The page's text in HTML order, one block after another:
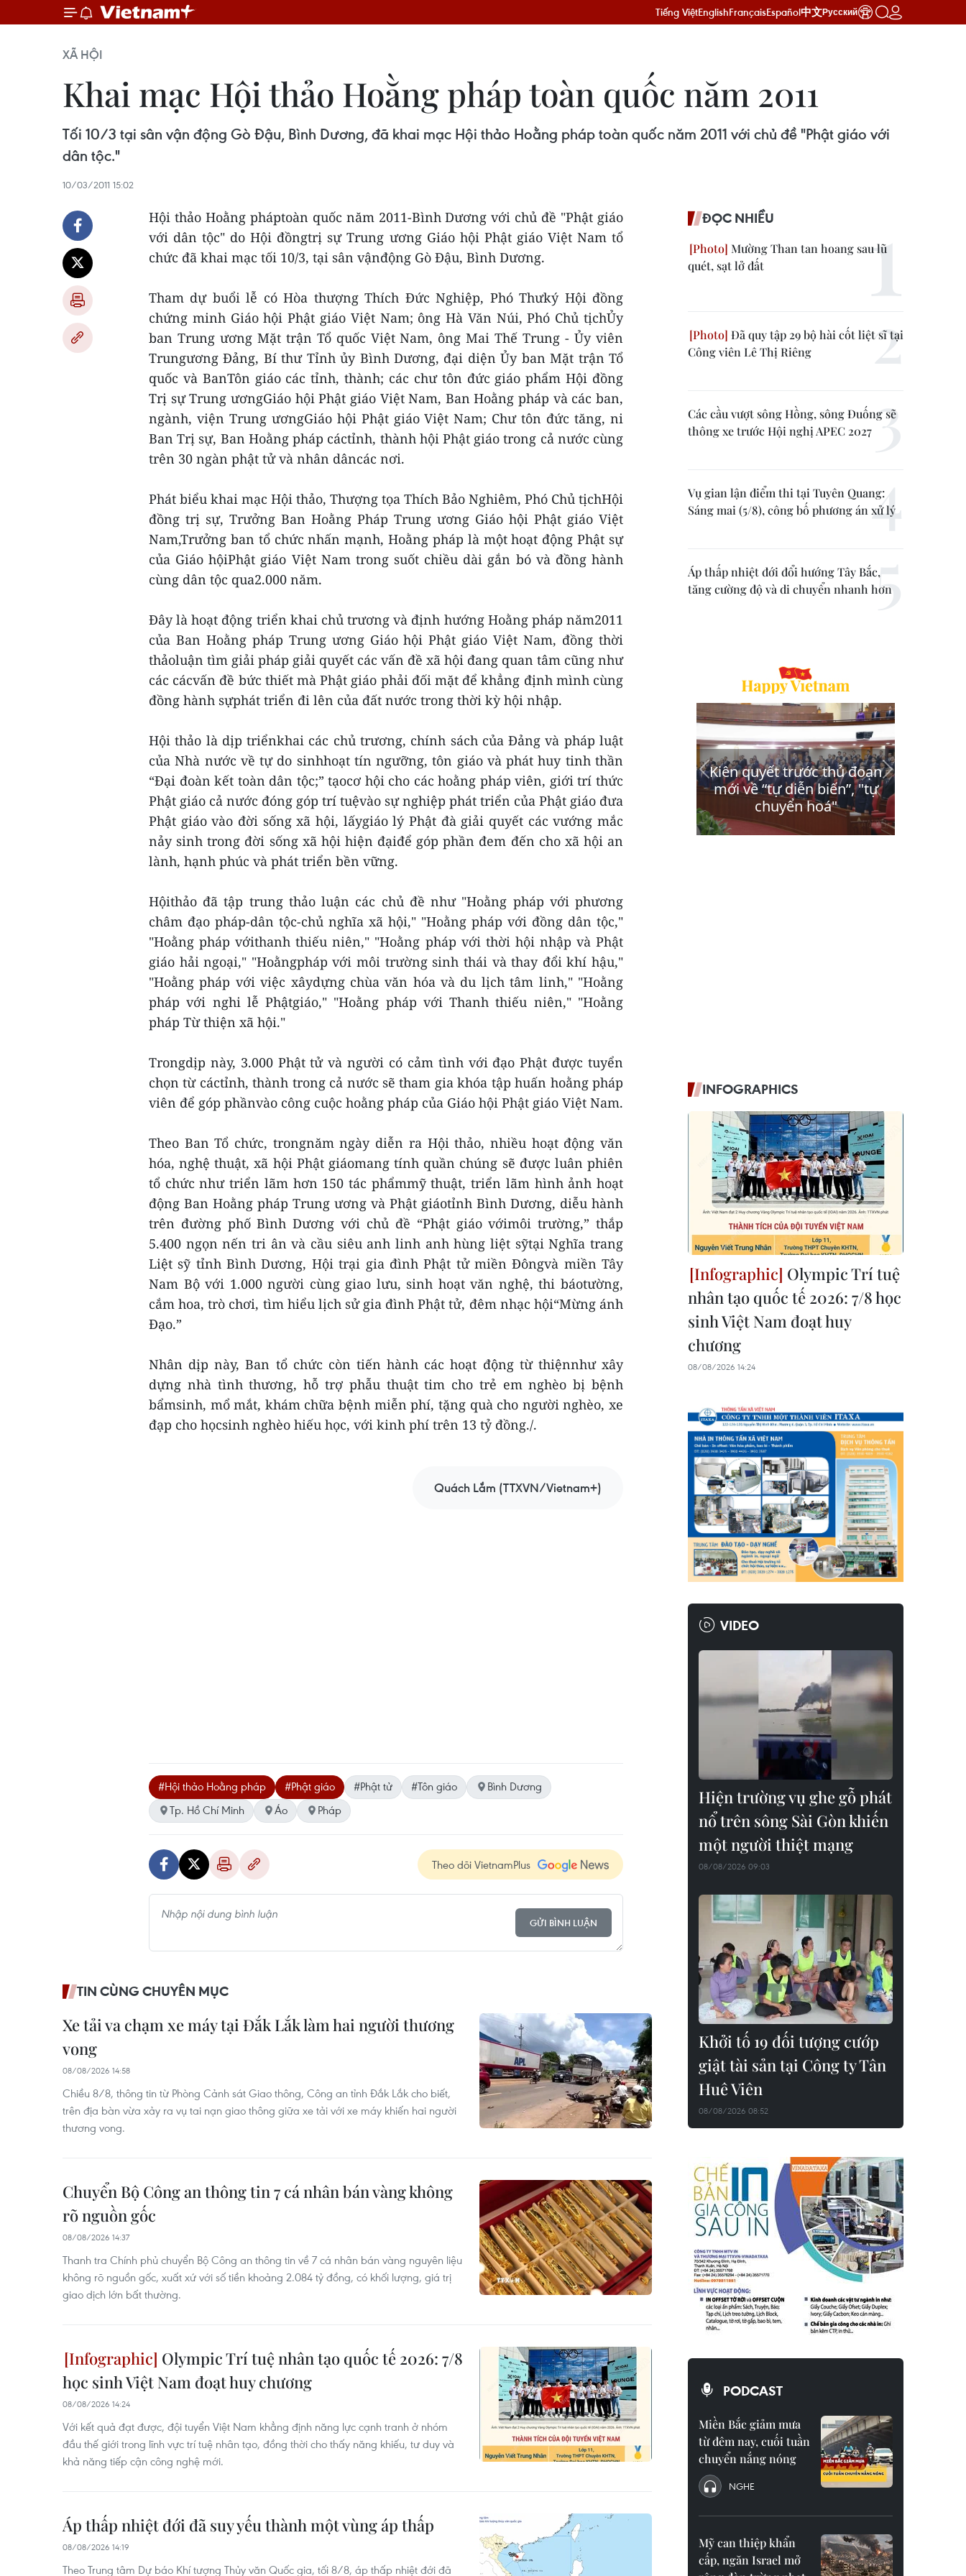
Tiếng ViệtEnglishFrançaisEspañol中文Русский
XÃ HỘI
Khai mạc Hội thảo Hoằng pháp toàn quốc năm 2011
Tối 10/3 tại sân vận động Gò Đậu, Bình Dương, đã khai mạc Hội thảo Hoằng pháp toàn quốc năm 2011 với chủ đề "Phật giáo với
dân tộc."
10/03/2011 15:02
Hội thảo Hoằng pháptoàn quốc năm 2011-Bình Dương với chủ đề "Phật giáo
với dân tộc" do Hội đồngtrị sự Trung ương Giáo hội Phật giáo Việt Nam tổ
chức đã khai mạc tối 10/3, tại sân vậnđộng Gò Đậu, Bình Dương.
Tham dự buổi lễ có Hòa thượng Thích Đức Nghiệp, Phó Thưký Hội đồng
chứng minh Giáo hội Phật giáo Việt Nam; ông Hà Văn Núi, Phó Chủ tịchỦy
ban Trung ương Mặt trận Tổ quốc Việt Nam, ông Mai Thế Trung - Ủy viên
Trungương Đảng, Bí thư Tỉnh ủy Bình Dương, đại diện Ủy ban Mặt trận Tổ
quốc và BanTôn giáo các tỉnh, thành; các chư tôn đức giáo phẩm Hội đồng
Trị sự Trung ươngGiáo hội Phật giáo Việt Nam, Ban Hoằng pháp và các ban,
ngành, viện Trung ươngGiáo hội Phật giáo Việt Nam; Chư tôn đức tăng, ni
Ban Trị sự, Ban Hoằng pháp cáctỉnh, thành hội Phật giáo trong cả nước cùng
trên 30 ngàn phật tử và nhân dâncác nơi.
Phát biểu khai mạc Hội thảo, Thượng tọa Thích Bảo Nghiêm, Phó Chủ tịchHội
đồng trị sự, Trưởng Ban Hoằng Pháp Trung ương Giáo hội Phật giáo Việt
Nam,Trưởng ban tổ chức nhấn mạnh, Hoằng pháp là một hoạt động Phật sự
của Giáo hộiPhật giáo Việt Nam trong suốt chiều dài gắn bó và đồng hành
cùng dân tộc qua2.000 năm.
Đây là hoạt động triển khai chủ trương và định hướng Hoằng pháp năm2011
của Ban Hoằng pháp Trung ương Giáo hội Phật giáo Việt Nam, đồng thời
thảoluận tìm giải pháp giải quyết các vấn đề xã hội đang quan tâm cũng như
các cácvấn đề bức thiết mà Phật giáo phải đối mặt để khẳng định mình cùng
đồng hành sựphát triển đi lên của đất nước trong thời kỳ hội nhập.
Hội thảo là dịp triểnkhai các chủ trương, chính sách của Đảng và pháp luật
của Nhà nước về tự do sinhhoạt tín ngưỡng, tôn giáo và phát huy tinh thần
“Đại đoàn kết toàn dân tộc;” tạocơ hội cho các hoằng pháp viên, giới trí thức
Phật giáo cả nước đóng góp trí tuệvào sự nghiệp phát triển của Phật giáo đưa
Phật giáo vào đời sống xã hội, lấygiáo lý Phật đà giải quyết các vướng mắc
nảy sinh trong đời sống xã hội hiện đạiđể góp phần đem đến cho xã hội an
lành, hạnh phúc và phát triển bền vững.
Hộithảo đã tập trung thảo luận các chủ đề như "Hoằng pháp với phương
châm đạo pháp-dân tộc-chủ nghĩa xã hội," "Hoằng pháp với đồng dân tộc,"
"Hoằng pháp vớithanh thiếu niên," "Hoằng pháp với thời hội nhập và Phật
giáo hải ngoại," "Hoằngpháp với môi trường sinh thái và thay đổi khí hậu,"
"Hoằng pháp với việc xâydựng chùa văn hóa và du lịch tâm linh," "Hoằng
pháp với nghi lễ Phậtgiáo," "Hoằng pháp với Thanh thiếu niên," "Hoằng
pháp Từ thiện xã hội."
Trongdịp này, 3.000 Phật tử và người có cảm tình với đạo Phật được tuyển
chọn từ cáctỉnh, thành trong cả nước sẽ tham gia khóa tập huấn hoằng pháp
viên để góp phầnvào công cuộc hoằng pháp của Giáo hội Phật giáo Việt Nam.
Theo Ban Tổ chức, trongnăm ngày diễn ra Hội thảo, nhiều hoạt động văn
hóa, nghệ thuật, xã hội Phật giáomang tính quần chúng sẽ được luân phiên
tổ chức như triển lãm hơn 150 tác phẩmmỹ thuật, triển lãm hình ảnh hoạt
động Ban Hoằng pháp Trung ương và Phật giáotỉnh Bình Dương, diễu hành
trên đường phố Bình Dương với chủ đề “Phật giáo vớimôi trường,” thắp
5.400 ngọn nến tri ân và cầu siêu anh linh anh hùng liệt sỹtại Nghĩa trang
Liệt sỹ tỉnh Bình Dương, Hội trại gia đình Phật tử miền Đôngvà miền Tây
Nam Bộ với 1.000 người cùng giao lưu, sinh hoạt văn nghệ, thi báotường,
cắm hoa, trò chơi, tìm hiểu lịch sử gia đình Phật tử, đêm nhạc hội“Mừng ánh
Đạo.”
Nhân dịp này, Ban tổ chức còn tiến hành các hoạt động từ thiệnnhư xây
dựng nhà tình thương, hỗ trợ phẫu thuật tim cho trẻ em nghèo bị bệnh
bẩmsinh, mổ mắt, khám chữa bệnh miễn phí, tặng quà cho người nghèo, xe
đạp cho họcsinh nghèo hiếu học, với kinh phí trên 13 tỷ đồng./.
Quách Lắm (TTXVN/Vietnam+)
#Hội thảo Hoằng pháp #Phật giáo #Phật tử #Tôn giáo
Bình Dương
Tp. Hồ Chí Minh
Áo Pháp
Theo dõi VietnamPlus
GỬI BÌNH LUẬN
TIN CÙNG CHUYÊN MỤC
Xe tải va chạm xe máy tại Đắk Lắk làm hai người thương
vong
08/08/2026 14:58
Chiều 8/8, thông tin từ Phòng Cảnh sát Giao thông, Công an tỉnh Đắk Lắk cho biết,
trên địa bàn vừa xảy ra vụ tai nạn giao thông giữa xe tải với xe máy khiến hai người
thương vong.
Chuyển Bộ Công an thông tin 7 cá nhân bán vàng không
rõ nguồn gốc
08/08/2026 14:37
Thanh tra Chính phủ chuyển Bộ Công an thông tin về 7 cá nhân bán vàng nguyên liệu
không rõ nguồn gốc, xuất xứ với số tiền khoảng 2.084 tỷ đồng, có khối lượng, giá trị
giao dịch lớn bất thường.
Olympic Trí tuệ nhân tạo quốc tế 2026: 7/8
học sinh Việt Nam đoạt huy chương
08/08/2026 14:24
Với kết quả đạt được, đội tuyển Việt Nam khẳng định năng lực cạnh tranh ở nhóm
đầu thế giới trong lĩnh vực trí tuệ nhân tạo, đồng thời cho thấy năng khiếu, tư duy và
khả năng tiếp cận công nghệ mới.
Áp thấp nhiệt đới đã suy yếu thành một vùng áp thấp
08/08/2026 14:19
Theo Trung tâm Dự báo Khí tượng Thủy văn Quốc gia, tối 8/8, áp thấp nhiệt đới đã
ĐỌC NHIỀU
Mường Than tan hoang sau lũ
quét, sạt lở đất
Đã quy tập 29 bộ hài cốt liệt sĩ tại
Công viên Lê Thị Riêng
Các cầu vượt sông Hồng, sông Đuống sẽ
thông xe trước Hội nghị APEC 2027
Vụ gian lận điểm thi tại Tuyên Quang:
Sáng mai (5/8), công bố phương án xử lý
Áp thấp nhiệt đới đổi hướng Tây Bắc,
tăng cường độ và di chuyển nhanh hơn
INFOGRAPHICS
Olympic Trí tuệ
nhân tạo quốc tế 2026: 7/8 học
sinh Việt Nam đoạt huy
chương
08/08/2026 14:24
VIDEO
Hiện trường vụ ghe gỗ phát
nổ trên sông Sài Gòn khiến
một người thiệt mạng
08/08/2026 09:03
Khởi tố 19 đối tượng cướp
giật tài sản tại Công ty Tân
Huê Viên
08/08/2026 08:52
PODCAST
Miền Bắc giảm mưa
từ đêm nay, cuối tuần
chuyển nắng nóng
NGHE
Mỹ can thiệp khẩn
cấp, ngăn Israel mở